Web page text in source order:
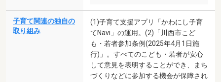
子育て関連の独自の
取り組み
(1)子育て支援アプリ「かわにし子育
てNavi」の運用。(2)「川西市こど
も・若者参加条例(2025年4月1日施
行)」。すべてのこども・若者が安心
して意見を表明することができ、まち
づくりなどに参加する機会が保障され